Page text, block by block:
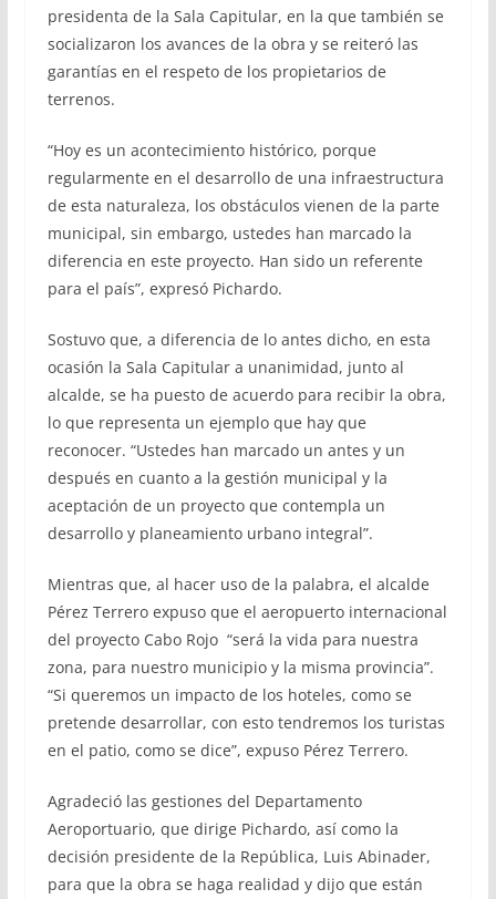
presidenta de la Sala Capitular, en la que también se
socializaron los avances de la obra y se reiteró las
garantías en el respeto de los propietarios de
terrenos.
“Hoy es un acontecimiento histórico, porque
regularmente en el desarrollo de una infraestructura
de esta naturaleza, los obstáculos vienen de la parte
municipal, sin embargo, ustedes han marcado la
diferencia en este proyecto. Han sido un referente
para el país”, expresó Pichardo.
Sostuvo que, a diferencia de lo antes dicho, en esta
ocasión la Sala Capitular a unanimidad, junto al
alcalde, se ha puesto de acuerdo para recibir la obra,
lo que representa un ejemplo que hay que
reconocer. “Ustedes han marcado un antes y un
después en cuanto a la gestión municipal y la
aceptación de un proyecto que contempla un
desarrollo y planeamiento urbano integral”.
Mientras que, al hacer uso de la palabra, el alcalde
Pérez Terrero expuso que el aeropuerto internacional
del proyecto Cabo Rojo “será la vida para nuestra
zona, para nuestro municipio y la misma provincia”.
“Si queremos un impacto de los hoteles, como se
pretende desarrollar, con esto tendremos los turistas
en el patio, como se dice”, expuso Pérez Terrero.
Agradeció las gestiones del Departamento
Aeroportuario, que dirige Pichardo, así como la
decisión presidente de la República, Luis Abinader,
para que la obra se haga realidad y dijo que están